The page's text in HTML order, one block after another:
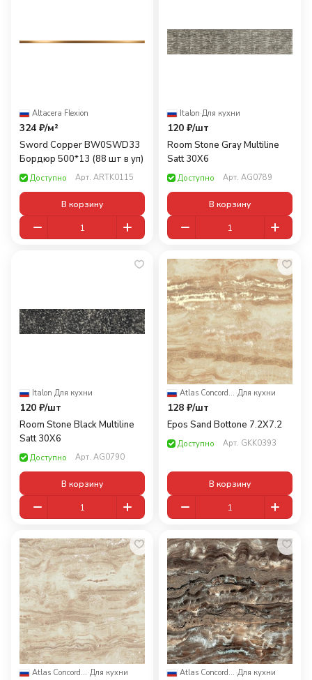
Altacera·Flexion
324 ₽/м²
Sword Copper BW0SWD33
Бордюр 500*13 (88 шт в уп)
Доступно Арт. ARTK0115
В корзину
Italon·Для кухни
120 ₽/шт
Room Stone Gray Multiline
Satt 30X6
Доступно Арт. AG0789
В корзину
Italon·Для кухни
120 ₽/шт
Room Stone Black Multiline
Satt 30X6
Доступно Арт. AG0790
В корзину
Atlas Concorde Russia ·Для кухни
128 ₽/шт
Epos Sand Bottone 7.2X7.2
Доступно Арт. GKK0393
В корзину
Atlas Concorde Russia ·Для кухни Atlas Concorde Russia ·Для кухни